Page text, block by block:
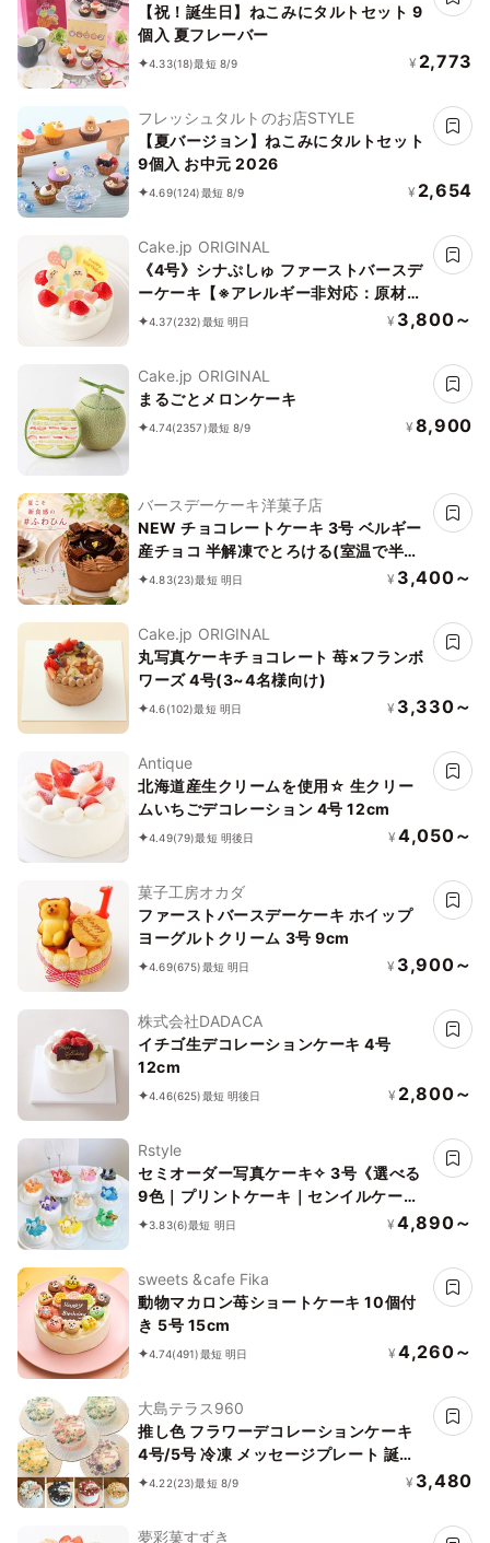
【祝！誕生日】ねこみにタルトセット 9
個入 夏フレーバー
4.33(18)最短 8/9 ¥ 2,773
フレッシュタルトのお店STYLE
【夏バージョン】ねこみにタルトセット
9個入 お中元 2026
4.69(124)最短 8/9 ¥ 2,654
Cake.jp ORIGINAL
《4号》シナぷしゅ ファーストバースデ
ーケーキ【※アレルギー非対応：原材料
の一部に、小麦・卵・乳成分・大豆を含
4.37(232)最短 明日 ¥ 3,800～
Cake.jp ORIGINAL
まるごとメロンケーキ
4.74(2357)最短 8/9 ¥ 8,900
バースデーケーキ洋菓子店
NEW チョコレートケーキ 3号 ベルギー
産チョコ 半解凍でとろける(室温で半解
凍していただくと、外はふんわり、中は
スデーケーキ お誕生日ケーキ アニバー
サリーカード #ふわひん純生ショコラ
4.83(23)最短 明日 ¥ 3,400～
Cake.jp ORIGINAL
丸写真ケーキチョコレート 苺×フランボ
ワーズ 4号(3~4名様向け)
4.6(102)最短 明日 ¥ 3,330～
Antique
北海道産生クリームを使用☆ 生クリー
ムいちごデコレーション 4号 12cm
4.49(79)最短 明後日 ¥ 4,050～
菓子工房オカダ
ファーストバースデーケーキ ホイップ
ヨーグルトクリーム 3号 9cm
4.69(675)最短 明日 ¥ 3,900～
株式会社DADACA
イチゴ生デコレーションケーキ 4号
12cm
4.46(625)最短 明後日 ¥ 2,800～
Rstyle
セミオーダー写真ケーキ✧ 3号《選べる
9色｜プリントケーキ｜センイルケーキ
｜リボン｜薔薇｜お好きなお写真と数字
3.83(6)最短 明日 ¥ 4,890～
sweets &cafe Fika
動物マカロン苺ショートケーキ 10個付
き 5号 15cm
4.74(491)最短 明日 ¥ 4,260～
大島テラス960
推し色 フラワーデコレーションケーキ
4号/5号 冷凍 メッセージプレート 誕生
日 母の日 アイドル サイズはオプション
4.22(23)最短 8/9 ¥ 3,480
夢彩菓すずき